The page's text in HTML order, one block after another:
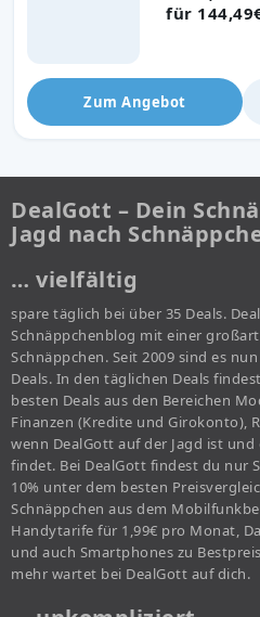
für
Zum Angebot
DealGott – Dein
Jagd nach
… vielfältig
spare täglich bei über 35 Deals.
Schnäppchenblog mit einer
Schnäppchen. Seit 2009 sind es
Deals. In den täglichen Deals
besten Deals aus den Bereichen
Finanzen (Kredite und Girokonto),
wenn DealGott auf der Jagd ist
findet. Bei DealGott findest du nur
10% unter dem besten
Schnäppchen aus dem
Handytarife für 1,99€ pro Monat,
und auch Smartphones zu
mehr wartet bei DealGott auf dich.